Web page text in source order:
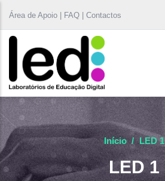
Passar para o conteúdo principal
Área de Apoio | FAQ | Contactos
Início / LED 1
LED 1